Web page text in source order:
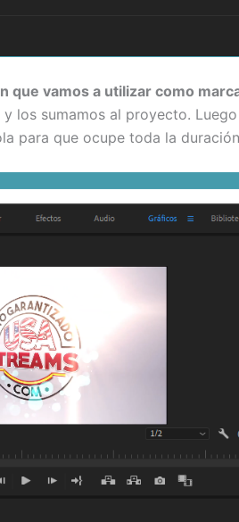
que vamos a utilizar como
los sumamos al proyecto.
para que ocupe toda la